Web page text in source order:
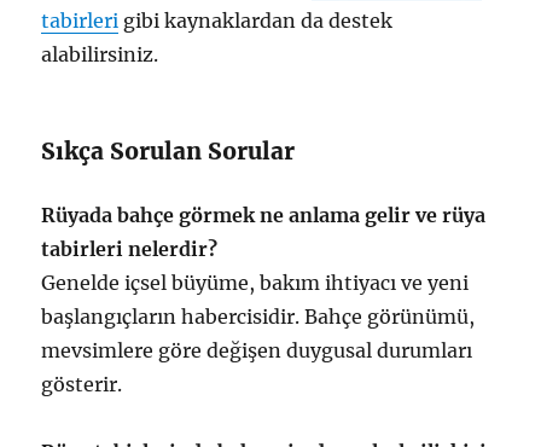
tabirleri gibi kaynaklardan da destek
alabilirsiniz.
Sıkça Sorulan Sorular
Rüyada bahçe görmek ne anlama gelir ve rüya
tabirleri nelerdir?
Genelde içsel büyüme, bakım ihtiyacı ve yeni
başlangıçların habercisidir. Bahçe görünümü,
mevsimlere göre değişen duygusal durumları
gösterir.